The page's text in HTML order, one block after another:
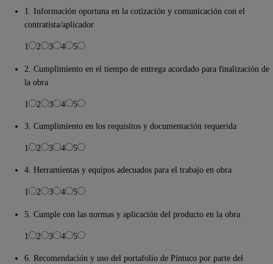
1. Información oportuna en la cotización y comunicación con el
contratista/aplicador
1 2 3 4 5
2. Cumplimiento en el tiempo de entrega acordado para finalización de
la obra
1 2 3 4 5
3. Cumplimiento en los requisitos y documentación requerida
1 2 3 4 5
4. Herramientas y equipos adecuados para el trabajo en obra
1 2 3 4 5
5. Cumple con las normas y aplicación del producto en la obra
1 2 3 4 5
6. Recomendación y uso del portafolio de Pintuco por parte del